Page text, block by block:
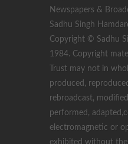
Newspapers &
Sadhu Singh
Copyright © Sadhu
1984. Copyright
Trust may not in
produced,
rebroadcast,
performed,
electromagnetic or
exhibited without